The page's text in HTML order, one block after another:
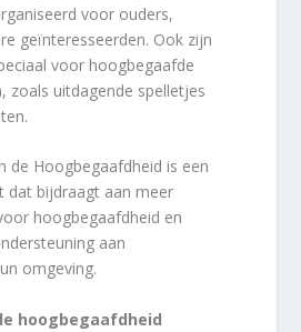
voor ouders,
geïnteresseerden. Ook zijn
voor hoogbegaafde
zoals uitdagende spelletjes
de Hoogbegaafdheid is een
dat bijdraagt aan meer
hoogbegaafdheid en
aan
omgeving.
hoogbegaafdheid